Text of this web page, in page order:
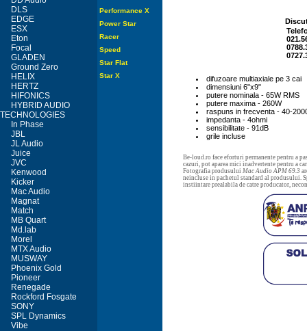
DLS
EDGE
ESX
Eton
Focal
GLADEN
Ground Zero
HELIX
HERTZ
HIFONICS
HYBRID AUDIO
TECHNOLOGIES
In Phase
JBL
JL Audio
Juice
JVC
Kenwood
Kicker
Mac Audio
Magnat
Match
MB Quart
Md.lab
Morel
MTX Audio
MUSWAY
Phoenix Gold
Pioneer
Renegade
Rockford Fosgate
SONY
SPL Dynamics
Vibe
Performance X
Power Star
Racer
Speed
Star Flat
Star X
difuzoare multiaxiale pe 3 cai
dimensiuni 6"x9"
putere nominala - 65W RMS
putere maxima - 260W
raspuns in frecventa - 40-
impedanta - 4ohmi
sensibilitate - 91dB
grile incluse
Be-loud.ro face eforturi permanente pentru a
cazuri, pot aparea mici inadvertente pentru a
Fotografia produsului Mac Audio APM 69.3
neincluse in pachetul standard al produsului.
instiintare prealabila de catre producator,